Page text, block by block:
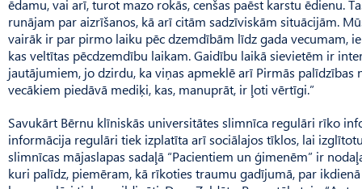
ēdamu, vai arī, turot mazo rokās, cenšas paēst karstu ēdienu.
runājam par aizrīšanos, kā arī citām sadzīviskām situācijām.
vairāk ir par pirmo laiku pēc dzemdībām līdz gada vecumam,
kas veltītas pēcdzemdību laikam. Gai­dību laikā sievietēm ir
jautājumiem, jo dzirdu, ka viņas apmeklē arī Pirmās palīdzības
vecākiem piedāvā mediķi, kas, manuprāt, ir ļoti vērtīgi.”
Savukārt Bērnu klīniskās universitātes slimnīca regulāri rīko
informācija regulāri tiek izplatīta arī sociālajos tīklos, lai
slimnīcas mājaslapas sadaļā “Pacientiem un ģimenēm” ir
kuri palīdz, piemēram, kā rīkoties traumu gadījumā, par